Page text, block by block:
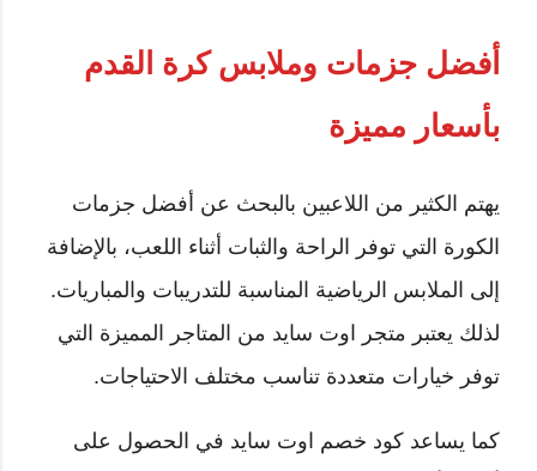
أفضل جزمات وملابس كرة القدم
بأسعار مميزة
يهتم الكثير من اللاعبين بالبحث عن أفضل جزمات
الكورة التي توفر الراحة والثبات أثناء اللعب، بالإضافة
إلى الملابس الرياضية المناسبة للتدريبات والمباريات.
لذلك يعتبر متجر اوت سايد من المتاجر المميزة التي
توفر خيارات متعددة تناسب مختلف الاحتياجات.
كما يساعد كود خصم اوت سايد في الحصول على